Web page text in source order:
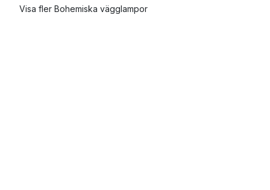
Visa fler Bohemiska vägglampor